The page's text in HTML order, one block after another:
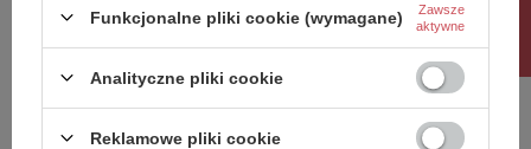
Dodaj własne zdjęcie produktu:
Funkcjonalne pliki cookie (wymagane) Zawsze
aktywne
Analityczne pliki cookie
Reklamowe pliki cookie